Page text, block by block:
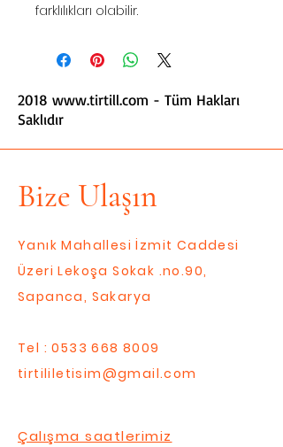
farklılıkları olabilir.
2018 www.tirtill.com - Tüm Hakları
Saklıdır
Bize Ulaşın
Yanık Mahallesi İzmit Caddesi
Üzeri Lekoşa Sokak .no.90,
Sapanca, Sakarya
Tel :0533 668 8009
tirtililetisim@gmail.com
Çalışma saatlerimiz